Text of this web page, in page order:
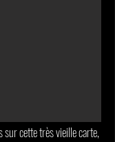
cette très vieille carte,